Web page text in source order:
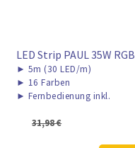
LED Strip PAUL 35W RGB
► 5m (30 LED/m)
► 16 Farben
► Fernbedienung inkl.
31,98€